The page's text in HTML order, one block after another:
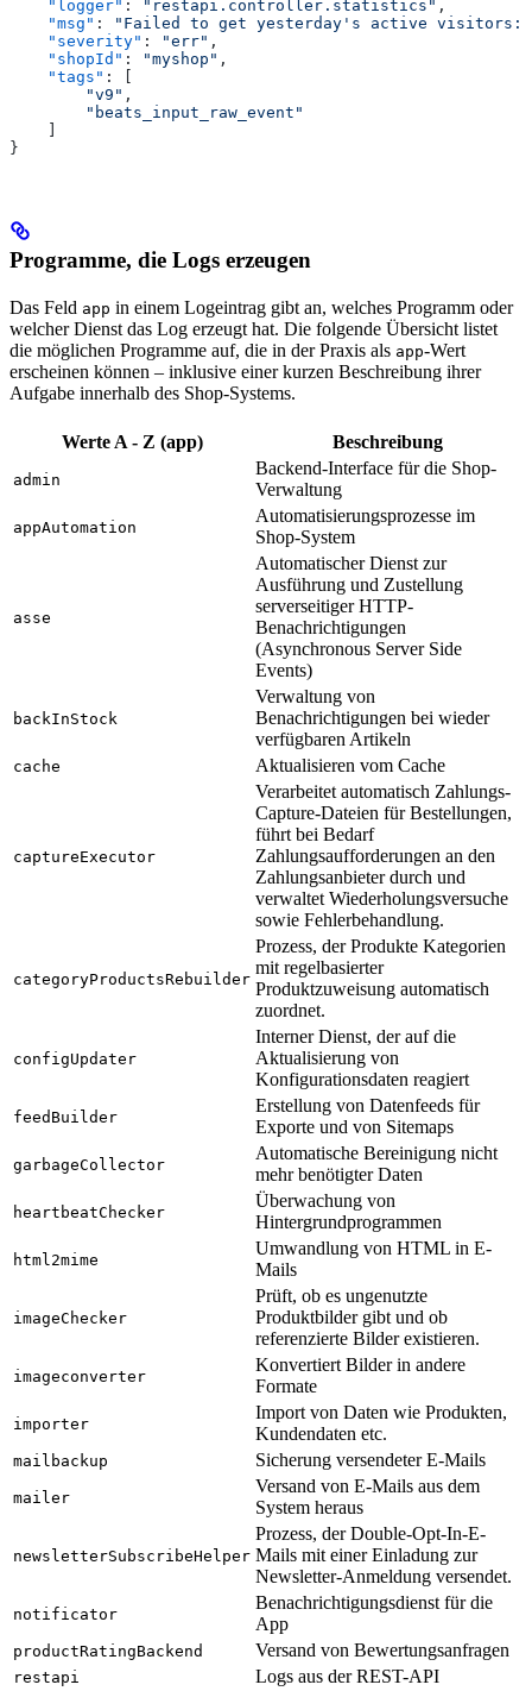
    "logger"
: "restapi.controller.statistics" ,
    "msg"
:
"Failed to get yesterday's active visitors:
    "severity"
: "err" ,
    "shopId"
: "myshop" ,
    "tags"
: [
        "v9"
,
        "beats_input_raw_event"
    ]
}
Programme, die Logs erzeugen
Das Feld app in einem Logeintrag gibt an, welches Programm oder
welcher Dienst das Log erzeugt hat. Die folgende Übersicht listet
die möglichen Programme auf, die in der Praxis als app-Wert
erscheinen können – inklusive einer kurzen Beschreibung ihrer
Aufgabe innerhalb des Shop-Systems.
Werte A - Z (app) Beschreibung
admin
Backend-Interface für die Shop-
Verwaltung
appAutomation
Automatisierungsprozesse im
Shop-System
asse
Automatischer Dienst zur
Ausführung und Zustellung
serverseitiger HTTP-
Benachrichtigungen
(Asynchronous Server Side
Events)
backInStock
Verwaltung von
Benachrichtigungen bei wieder
verfügbaren Artikeln
cache Aktualisieren vom Cache
captureExecutor
Verarbeitet automatisch Zahlungs-
Capture-Dateien für Bestellungen,
führt bei Bedarf
Zahlungsaufforderungen an den
Zahlungsanbieter durch und
verwaltet Wiederholungsversuche
sowie Fehlerbehandlung.
categoryProductsRebuilder
Prozess, der Produkte Kategorien
mit regelbasierter
Produktzuweisung automatisch
zuordnet.
configUpdater
Interner Dienst, der auf die
Aktualisierung von
Konfigurationsdaten reagiert
feedBuilder
Erstellung von Datenfeeds für
Exporte und von Sitemaps
garbageCollector
Automatische Bereinigung nicht
mehr benötigter Daten
heartbeatChecker
Überwachung von
Hintergrundprogrammen
html2mime
Umwandlung von HTML in E-
Mails
imageChecker
Prüft, ob es ungenutzte
Produktbilder gibt und ob
referenzierte Bilder existieren.
imageconverter
Konvertiert Bilder in andere
Formate
importer
Import von Daten wie Produkten,
Kundendaten etc.
mailbackup Sicherung versendeter E-Mails
mailer
Versand von E-Mails aus dem
System heraus
newsletterSubscribeHelper
Prozess, der Double-Opt-In-E-
Mails mit einer Einladung zur
Newsletter-Anmeldung versendet.
notificator
Benachrichtigungsdienst für die
App
productRatingBackend Versand von Bewertungsanfragen
restapi Logs aus der REST-API